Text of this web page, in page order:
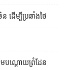
ដើម្បីប្រឆាំងថៃ
មបណ្ដោយព្រំដែន